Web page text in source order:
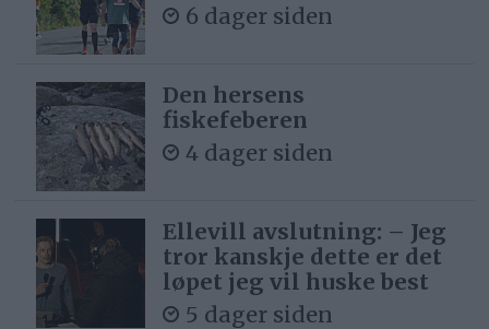
6 dager siden
Den hersens
fiskefeberen
4 dager siden
Ellevill avslutning: – Jeg
tror kanskje dette er det
løpet jeg vil huske best
5 dager siden